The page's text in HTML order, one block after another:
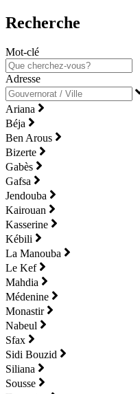
Recherche
Mot-clé
Adresse
Ariana
Béja
Ben Arous
Bizerte
Gabès
Gafsa
Jendouba
Kairouan
Kasserine
Kébili
La Manouba
Le Kef
Mahdia
Médenine
Monastir
Nabeul
Sfax
Sidi Bouzid
Siliana
Sousse